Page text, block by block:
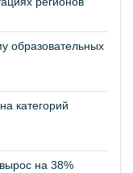
образовательных
категорий
на 38%